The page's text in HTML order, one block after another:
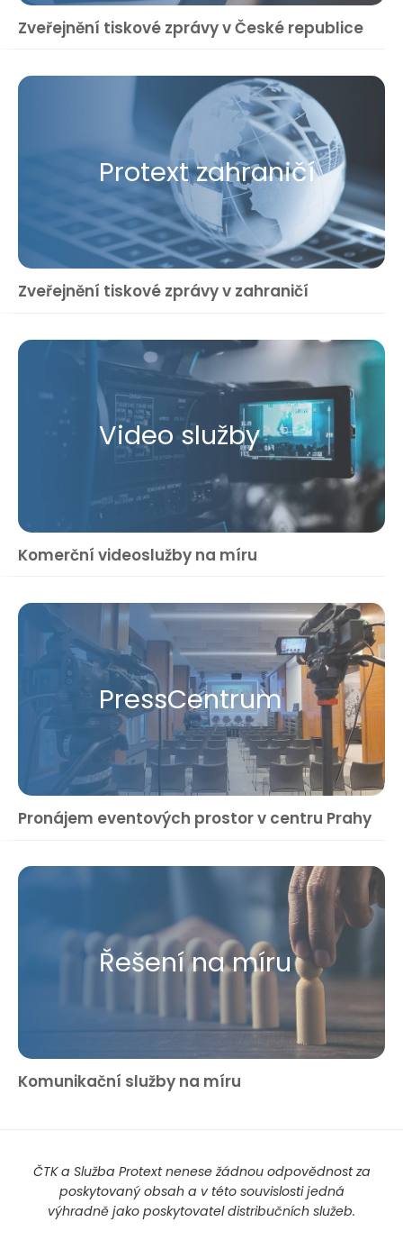
Zveřejnění tiskové zprávy v České republice
Protext zahraničí
Zveřejnění tiskové zprávy v zahraničí
Video služby
Komerční videoslužby na míru
Press​Centrum
Pronájem eventových prostor v centru Prahy
Řešení na míru
Komunikační služby na míru
ČTK a Služba Protext nenese žádnou odpovědnost za
poskytovaný obsah a v této souvislosti jedná
výhradně jako poskytovatel distribučních služeb.